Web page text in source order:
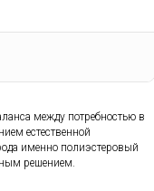
между потребностью в
естественной
именно полиэстеровый
решением.